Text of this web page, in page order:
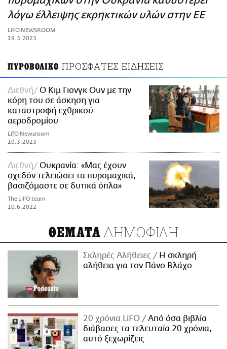
ΑΜΠΑ
PRINT
λόγω έλλειψης εκρηκτικών υλών στην ΕΕ
LIFO NEWSROOM
19.3.2023
ΠΥΡΟΒΟΛΙΚΟ ΠΡΟΣΦΑΤΕΣ ΕΙΔΗΣΕΙΣ
Διεθνή
Ο Κιμ Γιονγκ Ουν με την
κόρη του σε άσκηση για
καταστροφή εχθρικού
αεροδρομίου
LifO Newsroom
10.3.2023
Διεθνή
Ουκρανία: «Μας έχουν
σχεδόν τελειώσει τα πυρομαχικά,
βασιζόμαστε σε δυτικά όπλα»
The LiFO team
10.6.2022
ΘΕΜΑΤΑ ΔΗΜΟΦΙΛΗ
Σκληρές Αλήθειες
H σκληρή
αλήθεια για τον Πάνο Βλάχο
20 χρόνια LiFO
Από όσα βιβλία
διάβασες τα τελευταία 20 χρόνια,
αυτό ξεχωρίζεις